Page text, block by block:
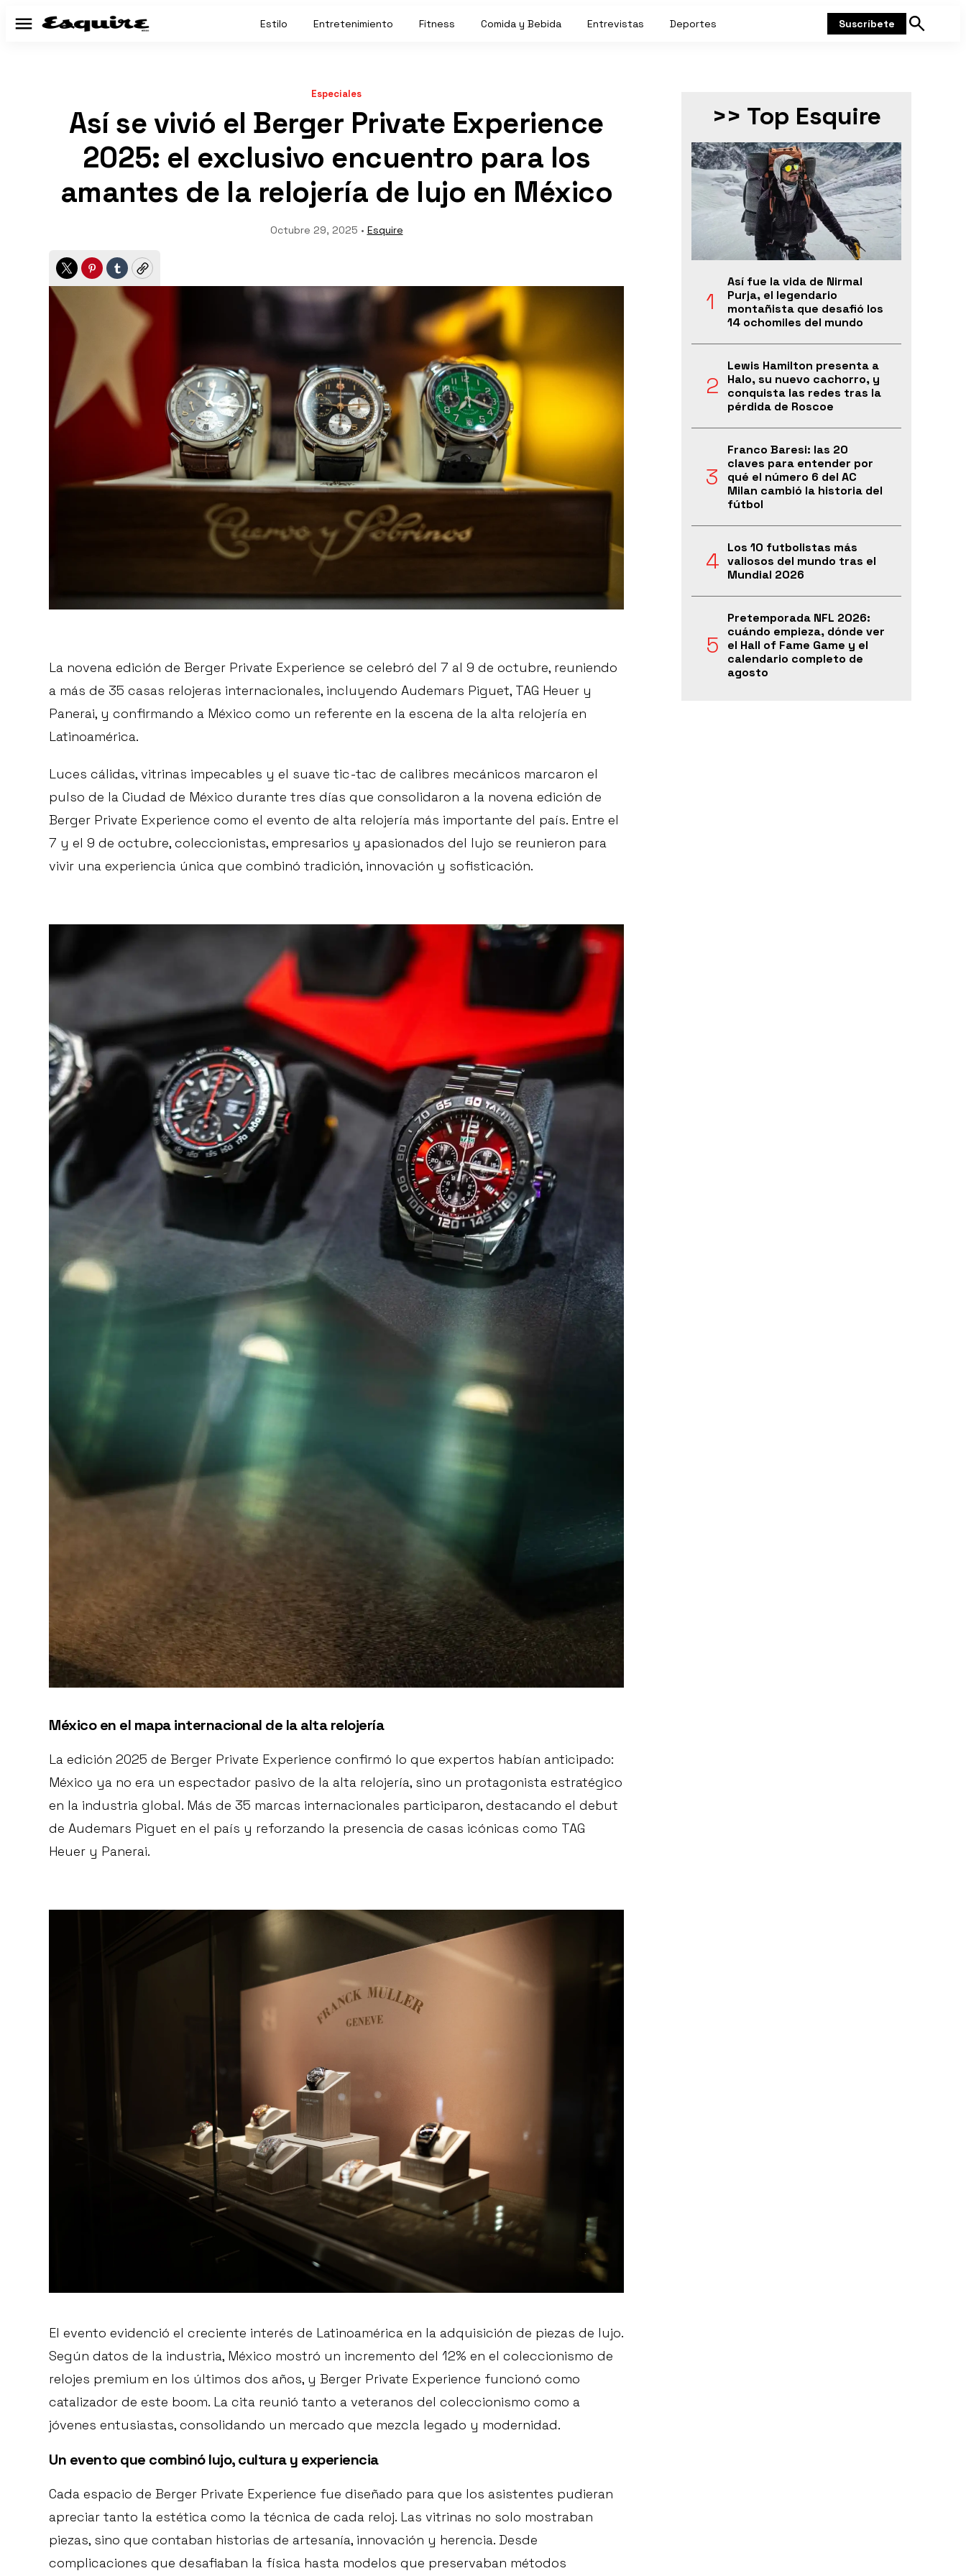
Menú Estilo Entretenimiento Fitness Comida y Bebida Entrevistas Deportes Suscríbete
Mostrar
Especiales
Así se vivió el Berger Private Experience
2025: el exclusivo encuentro para los
amantes de la relojería de lujo en México
Octubre 29, 2025 • Esquire
TwitterPinterest
TumblrCopy
La novena edición de Berger Private Experience se celebró del 7 al 9 de octubre, reuniendo
a más de 35 casas relojeras internacionales, incluyendo Audemars Piguet, TAG Heuer y
Panerai, y confirmando a México como un referente en la escena de la alta relojería en
Latinoamérica.
Luces cálidas, vitrinas impecables y el suave tic-tac de calibres mecánicos marcaron el
pulso de la Ciudad de México durante tres días que consolidaron a la novena edición de
Berger Private Experience como el evento de alta relojería más importante del país. Entre el
7 y el 9 de octubre, coleccionistas, empresarios y apasionados del lujo se reunieron para
vivir una experiencia única que combinó tradición, innovación y sofisticación.
México en el mapa internacional de la alta relojería
La edición 2025 de Berger Private Experience confirmó lo que expertos habían anticipado:
México ya no era un espectador pasivo de la alta relojería, sino un protagonista estratégico
en la industria global. Más de 35 marcas internacionales participaron, destacando el debut
de Audemars Piguet en el país y reforzando la presencia de casas icónicas como TAG
Heuer y Panerai.
El evento evidenció el creciente interés de Latinoamérica en la adquisición de piezas de lujo.
Según datos de la industria, México mostró un incremento del 12% en el coleccionismo de
relojes premium en los últimos dos años, y Berger Private Experience funcionó como
catalizador de este boom. La cita reunió tanto a veteranos del coleccionismo como a
jóvenes entusiastas, consolidando un mercado que mezcla legado y modernidad.
Un evento que combinó lujo, cultura y experiencia
Cada espacio de Berger Private Experience fue diseñado para que los asistentes pudieran
apreciar tanto la estética como la técnica de cada reloj. Las vitrinas no solo mostraban
piezas, sino que contaban historias de artesanía, innovación y herencia. Desde
complicaciones que desafiaban la física hasta modelos que preservaban métodos
>> Top Esquire
Así fue la vida de Nirmal
Purja, el legendario
montañista que desafió los
14 ochomiles del mundo
Lewis Hamilton presenta a
Halo, su nuevo cachorro, y
conquista las redes tras la
pérdida de Roscoe
Franco Baresi: las 20
claves para entender por
qué el número 6 del AC
Milan cambió la historia del
fútbol
Los 10 futbolistas más
valiosos del mundo tras el
Mundial 2026
Pretemporada NFL 2026:
cuándo empieza, dónde ver
el Hall of Fame Game y el
calendario completo de
agosto